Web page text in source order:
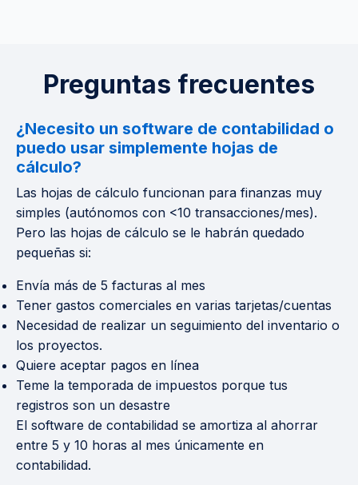
Preguntas frecuentes
¿Necesito un software de contabilidad o
puedo usar simplemente hojas de
cálculo?
Las hojas de cálculo funcionan para finanzas muy
simples (autónomos con <10 transacciones/mes).
Pero las hojas de cálculo se le habrán quedado
pequeñas si:
Envía más de 5 facturas al mes
Tener gastos comerciales en varias tarjetas/cuentas
Necesidad de realizar un seguimiento del inventario o
los proyectos.
Quiere aceptar pagos en línea
Teme la temporada de impuestos porque tus
registros son un desastre
El software de contabilidad se amortiza al ahorrar
entre 5 y 10 horas al mes únicamente en
contabilidad.